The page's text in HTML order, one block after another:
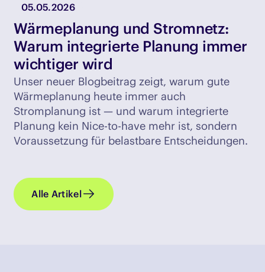
05.05.2026
Wärmeplanung und Stromnetz:
Warum integrierte Planung immer
wichtiger wird
Unser neuer Blogbeitrag zeigt, warum gute
Wärmeplanung heute immer auch
Stromplanung ist — und warum integrierte
Planung kein Nice-to-have mehr ist, sondern
Voraussetzung für belastbare Entscheidungen.
Alle Artikel